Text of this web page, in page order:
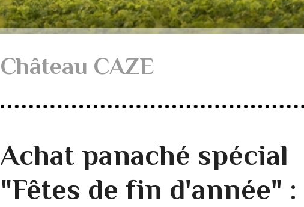
Château CAZE
Achat panaché spécial
"Fêtes de fin d'année" :